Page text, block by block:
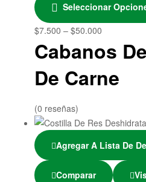
Seleccionar
$7.500 – $50.000
Cabanos
De Carne
(0 reseñas)
Agregar A Lista De
Comparar